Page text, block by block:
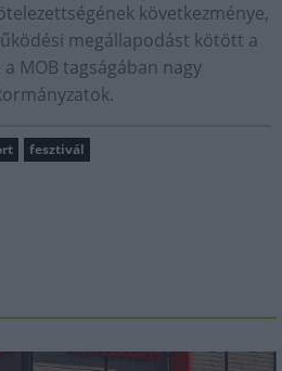
következménye,
megállapodást kötött a
a MOB tagságában nagy
fesztivál